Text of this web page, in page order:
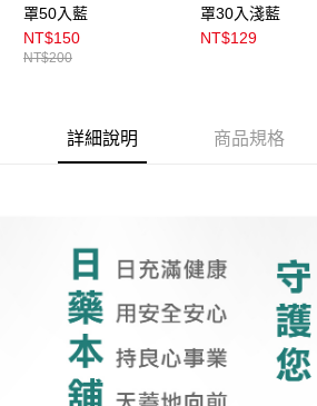
罩50入藍
NT$150
NT$200
罩30入淺藍
NT$129
詳細說明 商品規格